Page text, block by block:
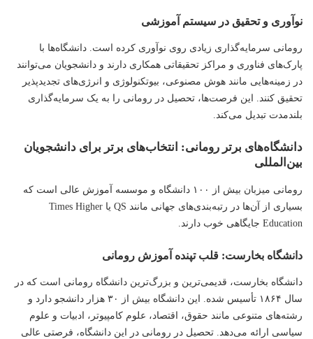
نوآوری و تحقیق در سیستم آموزشی
رومانی سرمایه‌گذاری زیادی روی نوآوری کرده است. دانشگاه‌ها با
پارک‌های فناوری و مراکز تحقیقاتی همکاری دارند و دانشجویان می‌توانند
در زمینه‌هایی مانند هوش مصنوعی، بیوتکنولوژی و انرژی‌های تجدیدپذیر
تحقیق کنند. این فرصت‌ها، تحصیل در رومانی را به یک سرمایه‌گذاری
بلندمدت تبدیل می‌کند.
دانشگاه‌های برتر رومانی: انتخاب‌های برتر برای دانشجویان
بین‌المللی
رومانی میزبان بیش از ۱۰۰ دانشگاه و موسسه آموزش عالی است که
بسیاری از آن‌ها در رتبه‌بندی‌های جهانی مانند QS یا Times Higher
Education جایگاهی خوب دارند.
دانشگاه بخارست: قلب تپنده آموزش رومانی
دانشگاه بخارست، قدیمی‌ترین و بزرگ‌ترین دانشگاه رومانی است که در
سال ۱۸۶۴ تأسیس شده. این دانشگاه بیش از ۳۰ هزار دانشجو دارد و
رشته‌های متنوعی مانند حقوق، اقتصاد، علوم کامپیوتر، ادبیات و علوم
سیاسی ارائه می‌دهد. تحصیل در رومانی در این دانشگاه، فرصتی عالی